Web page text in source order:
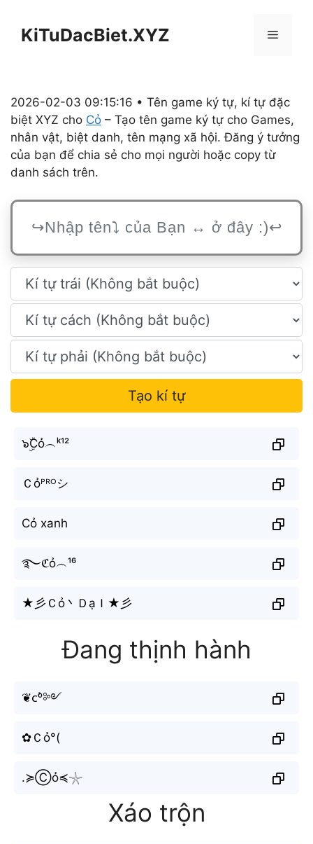
KiTuDacBiet.XYZ Menu
2026-02-03 09:15:16 • Tên game ký tự, kí tự đặc
biệt XYZ cho Cỏ – Tạo tên game ký tự cho Games,
nhân vật, biệt danh, tên mạng xã hội. Đăng ý tưởng
của bạn để chia sẻ cho mọi người hoặc copy từ
danh sách trên.
Tạo kí tự
๖ۣۜCỏ︵ᵏ¹²
Ｃỏᴾᴿᴼシ
Cỏ xanh
࿐ℭỏ︵¹⁶
★彡Ｃỏ丶ＤạＩ★彡
Đang thịnh hành
❦︎ᴄᵒ̉༻
✿Ｃỏ°(
.≽Ⓒỏ≼𓇼
Xáo trộn